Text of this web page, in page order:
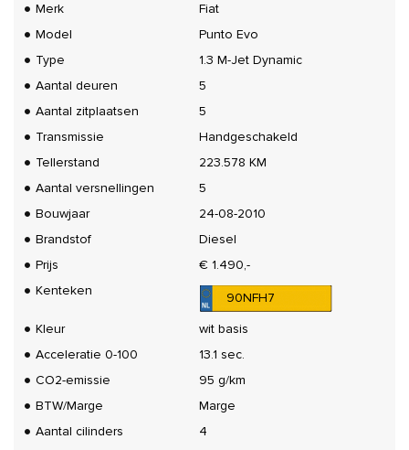
Merk
Fiat
Model
Punto Evo
Type
1.3 M-Jet Dynamic
Aantal deuren
5
Aantal zitplaatsen
5
Transmissie
Handgeschakeld
Tellerstand
223.578 KM
Aantal versnellingen
5
Bouwjaar
24-08-2010
Brandstof
Diesel
Prijs
€ 1.490,-
Kenteken
90NFH7
Kleur
wit basis
Acceleratie 0-100
13.1 sec.
CO2-emissie
95 g/km
BTW/Marge
Marge
Aantal cilinders
4